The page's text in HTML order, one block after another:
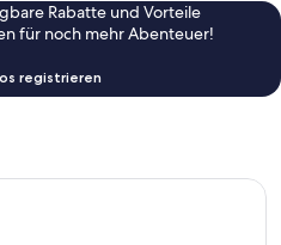
Rabatte und Vorteile
für noch mehr Abenteuer!
registrieren